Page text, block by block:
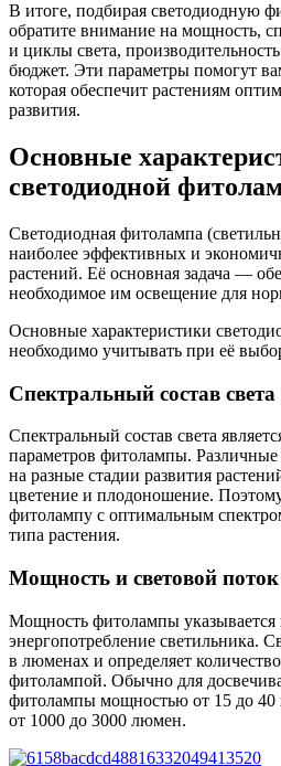
В итоге, подбирая светодиодную
обратите внимание на мощность,
и циклы света,
бюджет. Эти параметры помогут
которая обеспечит растениям
развития.
Основные
светодиодной
Светодиодная фитолампа
наиболее эффективных и
растений. Её основная задача —
необходимое им освещение для
Основные характеристики
необходимо учитывать при её
Спектральный состав света
Спектральный состав света
параметров фитолампы.
на разные стадии развития
цветение и плодоношение.
фитолампу с оптимальным
типа растения.
Мощность и световой поток
Мощность фитолампы указывается
энергопотребление светильника.
в люменах и определяет
фитолампой. Обычно для
фитолампы мощностью от 15 до 40
от 1000 до 3000 люмен.